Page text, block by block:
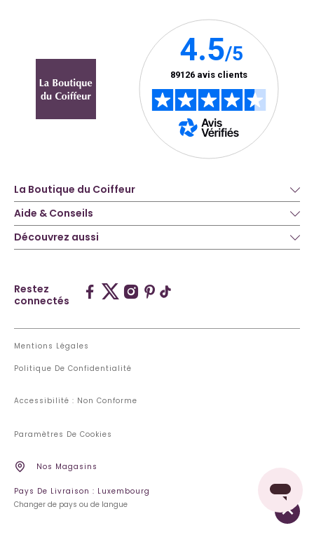
La Boutique du Coiffeur
Aide & Conseils
Découvrez aussi
Restez
connectés
Mentions Légales
Politique De Confidentialité
Accessibilité : Non Conforme
Paramètres De Cookies
Nos Magasins
Pays De Livraison : Luxembourg
Changer de pays ou de langue